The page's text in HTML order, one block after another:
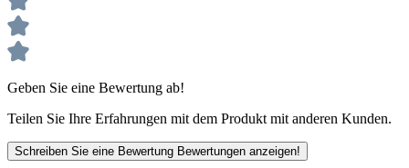
Geben Sie eine Bewertung ab!
Teilen Sie Ihre Erfahrungen mit dem Produkt mit anderen Kunden.
Schreiben Sie eine Bewertung Bewertungen anzeigen!